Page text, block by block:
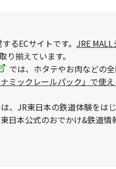
るECサイトです。 JRE
揃えています。
では、ホタテやお肉などの
ミックレールパック」で使
、JR東日本の鉄道体験をは
日本公式のおでかけ&鉄道情